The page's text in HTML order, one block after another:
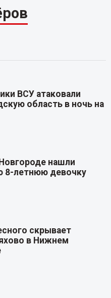
ВСУ атаковали
область в ночь на
нашли
8-летнюю девочку
скрывает
в Нижнем